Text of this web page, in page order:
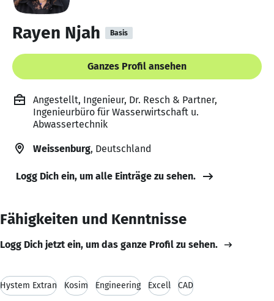
Rayen Njah Basis
Ganzes Profil ansehen
Angestellt, Ingenieur, Dr. Resch & Partner,
Ingenieurbüro für Wasserwirtschaft u.
Abwassertechnik
Weissenburg, Deutschland
Logg Dich ein, um alle Einträge zu sehen.
Fähigkeiten und Kenntnisse
Logg Dich jetzt ein, um das ganze Profil zu sehen.
Hystem Extran Kosim Engineering Excell CAD